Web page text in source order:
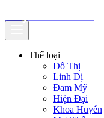
Thể loại
Đô Thị
Linh Dị
Đam Mỹ
Hiện Đại
Khoa Huyễn